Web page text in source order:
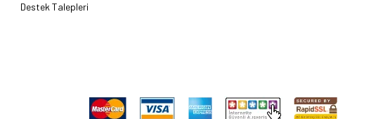
Destek Talepleri